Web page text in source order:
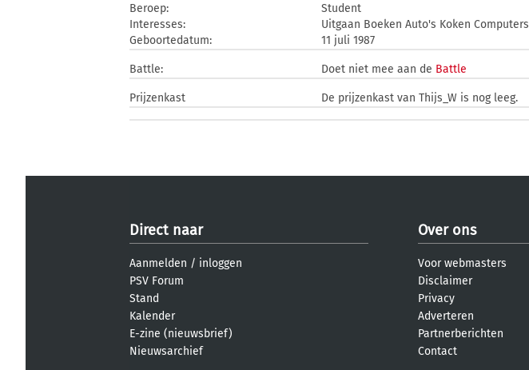
Beroep:
Student
Interesses:
Uitgaan Boeken Auto's Koken Computers
Geboortedatum:
11 juli 1987
Battle: Doet niet mee aan de Battle
Prijzenkast De prijzenkast van Thijs_W is nog leeg.
Direct naar
Aanmelden / inloggen
PSV Forum
Stand
Kalender
E-zine (nieuwsbrief)
Nieuwsarchief
Over ons
Voor webmasters
Disclaimer
Privacy
Adverteren
Partnerberichten
Contact